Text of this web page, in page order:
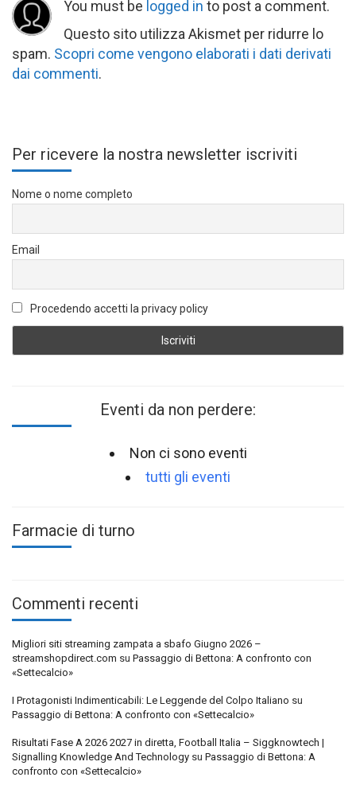
You must be logged in to post a comment.
Questo sito utilizza Akismet per ridurre lo
spam. Scopri come vengono elaborati i dati derivati
dai commenti.
Per ricevere la nostra newsletter iscriviti
Nome o nome completo
Email
Procedendo accetti la privacy policy
Eventi da non perdere:
Non ci sono eventi
tutti gli eventi
Farmacie di turno
Commenti recenti
Migliori siti streaming zampata a sbafo Giugno 2026 –
streamshopdirect.com su Passaggio di Bettona: A confronto con
«Settecalcio»
I Protagonisti Indimenticabili: Le Leggende del Colpo Italiano su
Passaggio di Bettona: A confronto con «Settecalcio»
Risultati Fase A 2026 2027 in diretta, Football Italia – Siggknowtech |
Signalling Knowledge And Technology su Passaggio di Bettona: A
confronto con «Settecalcio»